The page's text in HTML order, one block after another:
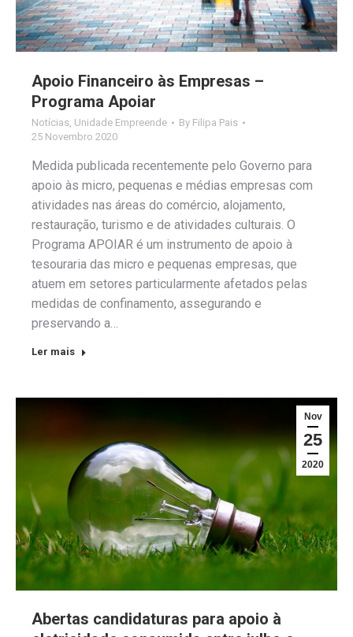
Apoio Financeiro às Empresas –
Programa Apoiar
Notícias, Unidade Empreende By Filipa Pais
25 Novembro 2020
Medida publicada recentemente pelo Governo para
apoio às micro, pequenas e médias empresas com
atividades nas áreas do comércio, alojamento,
restauração, turismo e de atividades culturais. O
Programa APOIAR é um instrumento de apoio à
tesouraria das micro e pequenas empresas, que
atuem em setores particularmente afetados pelas
medidas de confinamento, assegurando e
preservando a…
Ler mais
Nov
25
2020
Abertas candidaturas para apoio à